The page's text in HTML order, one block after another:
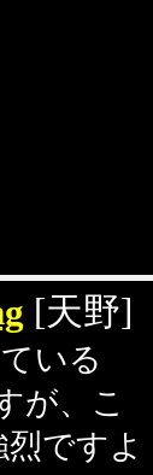
[天野]
いる
が、こ
ですよ